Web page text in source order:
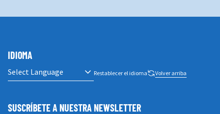
IDIOMA
Restablecer el idioma Volver arriba
SUSCRÍBETE A NUESTRA NEWSLETTER